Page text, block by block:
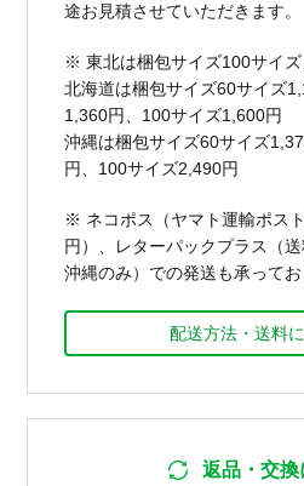
途お見積させていただきます。
※ 東北は梱包サイズ100サイズ
北海道は梱包サイズ60サイズ
1,360円、100サイズ1,600円
沖縄は梱包サイズ60サイズ
円、100サイズ2,490円
※ ネコポス（ヤマト運輸ポス
円）、レターパックプラス（
沖縄のみ）での発送も承ってお
配送方法・送料
返品・交換